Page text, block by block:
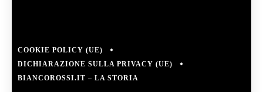
COOKIE POLICY (UE)
DICHIARAZIONE SULLA PRIVACY (UE)
BIANCOROSSI.IT – LA STORIA